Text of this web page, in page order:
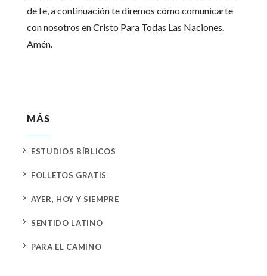
de fe, a continuación te diremos cómo comunicarte
con nosotros en Cristo Para Todas Las Naciones.
Amén.
MÁS
5 ESTUDIOS BÍBLICOS
5 FOLLETOS GRATIS
5 AYER, HOY Y SIEMPRE
5 SENTIDO LATINO
5 PARA EL CAMINO